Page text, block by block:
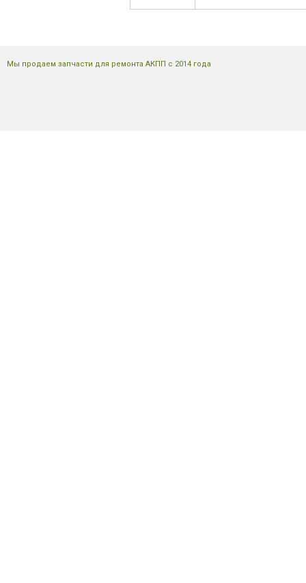
Мы продаем запчасти для ремонта АКПП с 2014 года